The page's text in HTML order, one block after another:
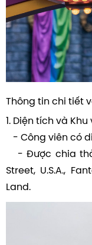
Thông tin chi tiết
1. Diện tích và Khu
- Công viên có
- Được chia
Street, U.S.A.,
Land.